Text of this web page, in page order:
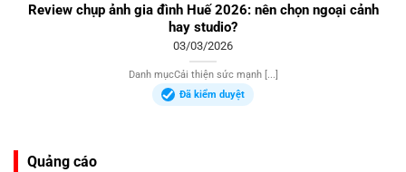
Review chụp ảnh gia đình Huế 2026: nên chọn ngoại cảnh
hay studio?
03/03/2026
Danh mụcCải thiện sức mạnh [...]
Đã kiểm duyệt
Quảng cáo